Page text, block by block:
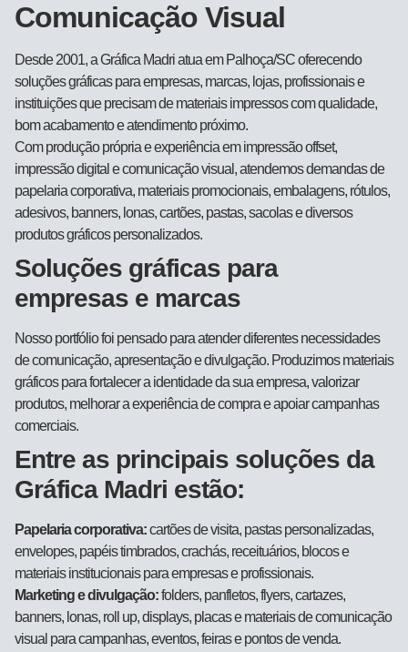
Comunicação Visual
Desde 2001, a Gráfica Madri atua em Palhoça/SC oferecendo
soluções gráficas para empresas, marcas, lojas, profissionais e
instituições que precisam de materiais impressos com qualidade,
bom acabamento e atendimento próximo.
Com produção própria e experiência em impressão offset,
impressão digital e comunicação visual, atendemos demandas de
papelaria corporativa, materiais promocionais, embalagens, rótulos,
adesivos, banners, lonas, cartões, pastas, sacolas e diversos
produtos gráficos personalizados.
Soluções gráficas para
empresas e marcas
Nosso portfólio foi pensado para atender diferentes necessidades
de comunicação, apresentação e divulgação. Produzimos materiais
gráficos para fortalecer a identidade da sua empresa, valorizar
produtos, melhorar a experiência de compra e apoiar campanhas
comerciais.
Entre as principais soluções da
Gráfica Madri estão:
Papelaria corporativa:cartões de visita, pastas personalizadas,
envelopes, papéis timbrados, crachás, receituários, blocos e
materiais institucionais para empresas e profissionais.
Marketing e divulgação:folders, panfletos, flyers, cartazes,
banners, lonas, roll up, displays, placas e materiais de comunicação
visual para campanhas, eventos, feiras e pontos de venda.